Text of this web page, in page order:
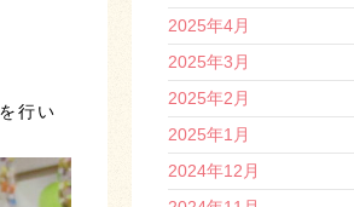
行い
2025年4月
2025年3月
2025年2月
2025年1月
2024年12月